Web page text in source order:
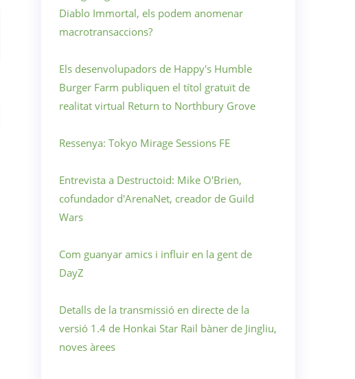
Diablo Immortal, els podem anomenar
macrotransaccions?
Els desenvolupadors de Happy's Humble
Burger Farm publiquen el títol gratuït de
realitat virtual Return to Northbury Grove
Ressenya: Tokyo Mirage Sessions FE
Entrevista a Destructoid: Mike O'Brien,
cofundador d'ArenaNet, creador de Guild
Wars
Com guanyar amics i influir en la gent de
DayZ
Detalls de la transmissió en directe de la
versió 1.4 de Honkai Star Rail bàner de Jingliu,
noves àrees